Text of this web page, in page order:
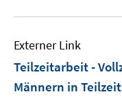
Externer Link
Teilzeitarbeit -
Männern in Teilzeit